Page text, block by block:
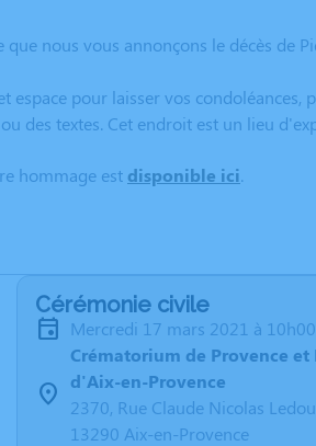
que nous vous annonçons le décès
espace pour laisser vos
des textes. Cet endroit est un lieu
hommage est disponible ici.
Cérémonie civile
mercredi 17 mars 2021 à 10h00
Crématorium de Provence
d'Aix-en-Provence
2370, Rue Claude Nicolas
13290 Aix-en-Provence